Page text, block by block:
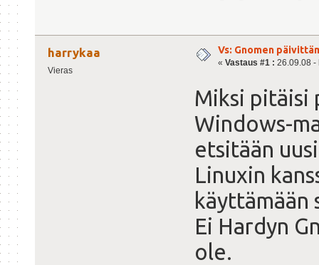
harrykaa
Vieras
Vs: Gnomen
« Vastaus #1 : 26.09.08 -
Miksi pitäisi
Windows-
etsitään
Linuxin
käyttämään
Ei Hardyn
ole.